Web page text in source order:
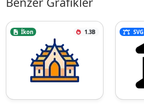
İkon 1.3B SVG